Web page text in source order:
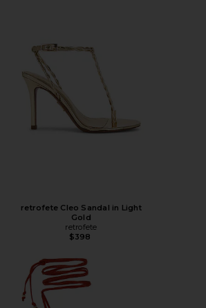
retrofete Cleo Sandal in Light
Gold
retrofete
$398